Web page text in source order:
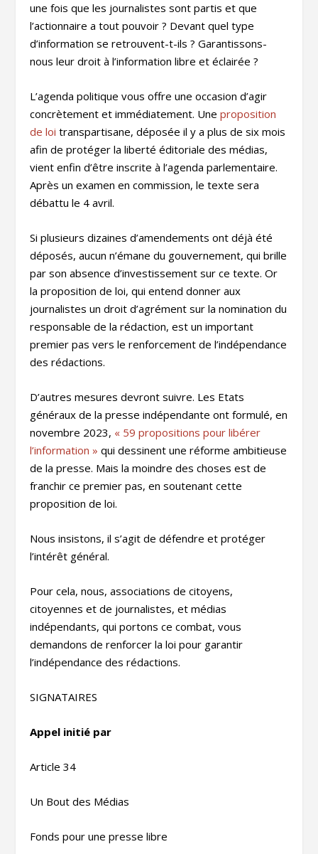
une fois que les journalistes sont partis et que
l’actionnaire a tout pouvoir ? Devant quel type
d’information se retrouvent-t-ils ? Garantissons-
nous leur droit à l’information libre et éclairée ?
L’agenda politique vous offre une occasion d’agir
concrètement et immédiatement. Uneproposition
de loi transpartisane, déposée il y a plus de six mois
afin de protéger la liberté éditoriale des médias,
vient enfin d’être inscrite à l’agenda parlementaire.
Après un examen en commission, le texte sera
débattu le 4 avril.
Si plusieurs dizaines d’amendements ont déjà été
déposés, aucun n’émane du gouvernement, qui brille
par son absence d’investissement sur ce texte. Or
la proposition de loi, qui entend donner aux
journalistes un droit d’agrément sur la nomination du
responsable de la rédaction, est un important
premier pas vers le renforcement de l’indépendance
des rédactions.
D’autres mesures devront suivre. Les Etats
généraux de la presse indépendante ont formulé, en
novembre 2023, « 59 propositions pour libérer
l’information » qui dessinent une réforme ambitieuse
de la presse. Mais la moindre des choses est de
franchir ce premier pas, en soutenant cette
proposition de loi.
Nous insistons, il s’agit de défendre et protéger
l’intérêt général.
Pour cela, nous, associations de citoyens,
citoyennes et de journalistes, et médias
indépendants, qui portons ce combat, vous
demandons de renforcer la loi pour garantir
l’indépendance des rédactions.
SIGNATAIRES
Appel initié par
Article 34
Un Bout des Médias
Fonds pour une presse libre